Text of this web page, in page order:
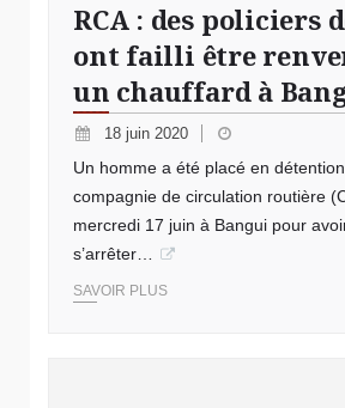
RCA : des policiers
ont failli être
un chauffard à
18 juin 2020
Un homme a été placé en
compagnie de circulation routière
mercredi 17 juin à Bangui pour
s’arrêter…
SAVOIR PLUS